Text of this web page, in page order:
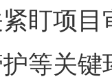
盯项
等关